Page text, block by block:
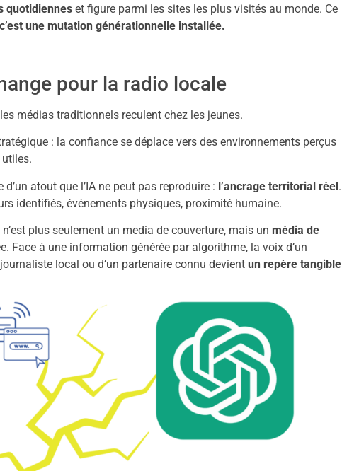
quotidiennes et figure parmi les sites les plus visités au monde. Ce
c’est une mutation générationnelle installée.
pour la radio locale
médias traditionnels reculent chez les jeunes.
: la confiance se déplace vers des environnements perçus
atout que l’IA ne peut pas reproduire : l’ancrage territorial réel
identifiés, événements physiques, proximité humaine.
plus seulement un media de couverture, mais un média de
Face à une information générée par algorithme, la voix d’un
local ou d’un partenaire connu devient un repère tangible